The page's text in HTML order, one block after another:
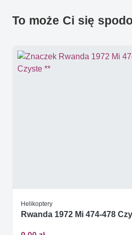
To może Ci się
Helikoptery
Rwanda 1972 Mi 474-478